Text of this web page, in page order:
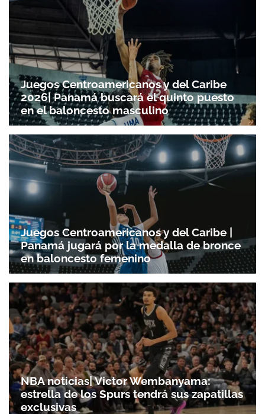
Juegos Centroamericanos y del Caribe
2026| Panamá buscará el quinto puesto
en el baloncesto masculino
Juegos Centroamericanos y del Caribe |
Panamá jugará por la medalla de bronce
en baloncesto femenino
NBA noticias| Victor Wembanyama:
estrella de los Spurs tendrá sus zapatillas
exclusivas